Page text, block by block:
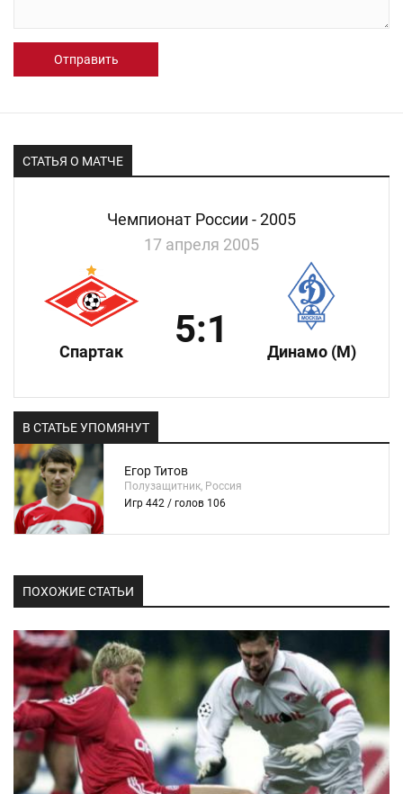
Отправить
СТАТЬЯ О МАТЧЕ
Чемпионат России - 2005
17 апреля 2005
Спартак
5:1
Динамо (М)
В СТАТЬЕ УПОМЯНУТ
Егор Титов
Полузащитник, Россия
Игр 442 / голов 106
ПОХОЖИЕ СТАТЬИ